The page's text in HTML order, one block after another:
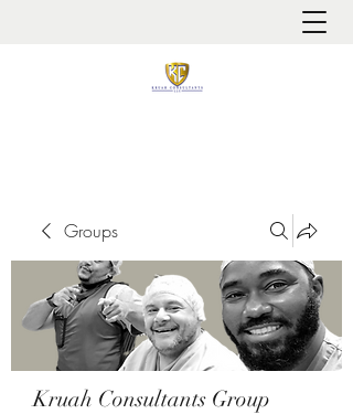
Groups
Kruah Consultants Group